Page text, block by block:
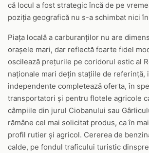
că locul a fost strategic încă de pe
poziția geografică nu s-a schimbat nici
Piața locală a carburanților nu are
orașele mari, dar reflectă foarte fidel
oscilează prețurile pe coridorul estic al
naționale mari dețin stațiile de referință,
independente completează oferta, în
transportatori și pentru flotele agricole
câmpiile din jurul Ciobanului sau
rămâne cel mai solicitat produs, ca în
profil rutier și agricol. Cererea de
calde, pe fondul traficului turistic